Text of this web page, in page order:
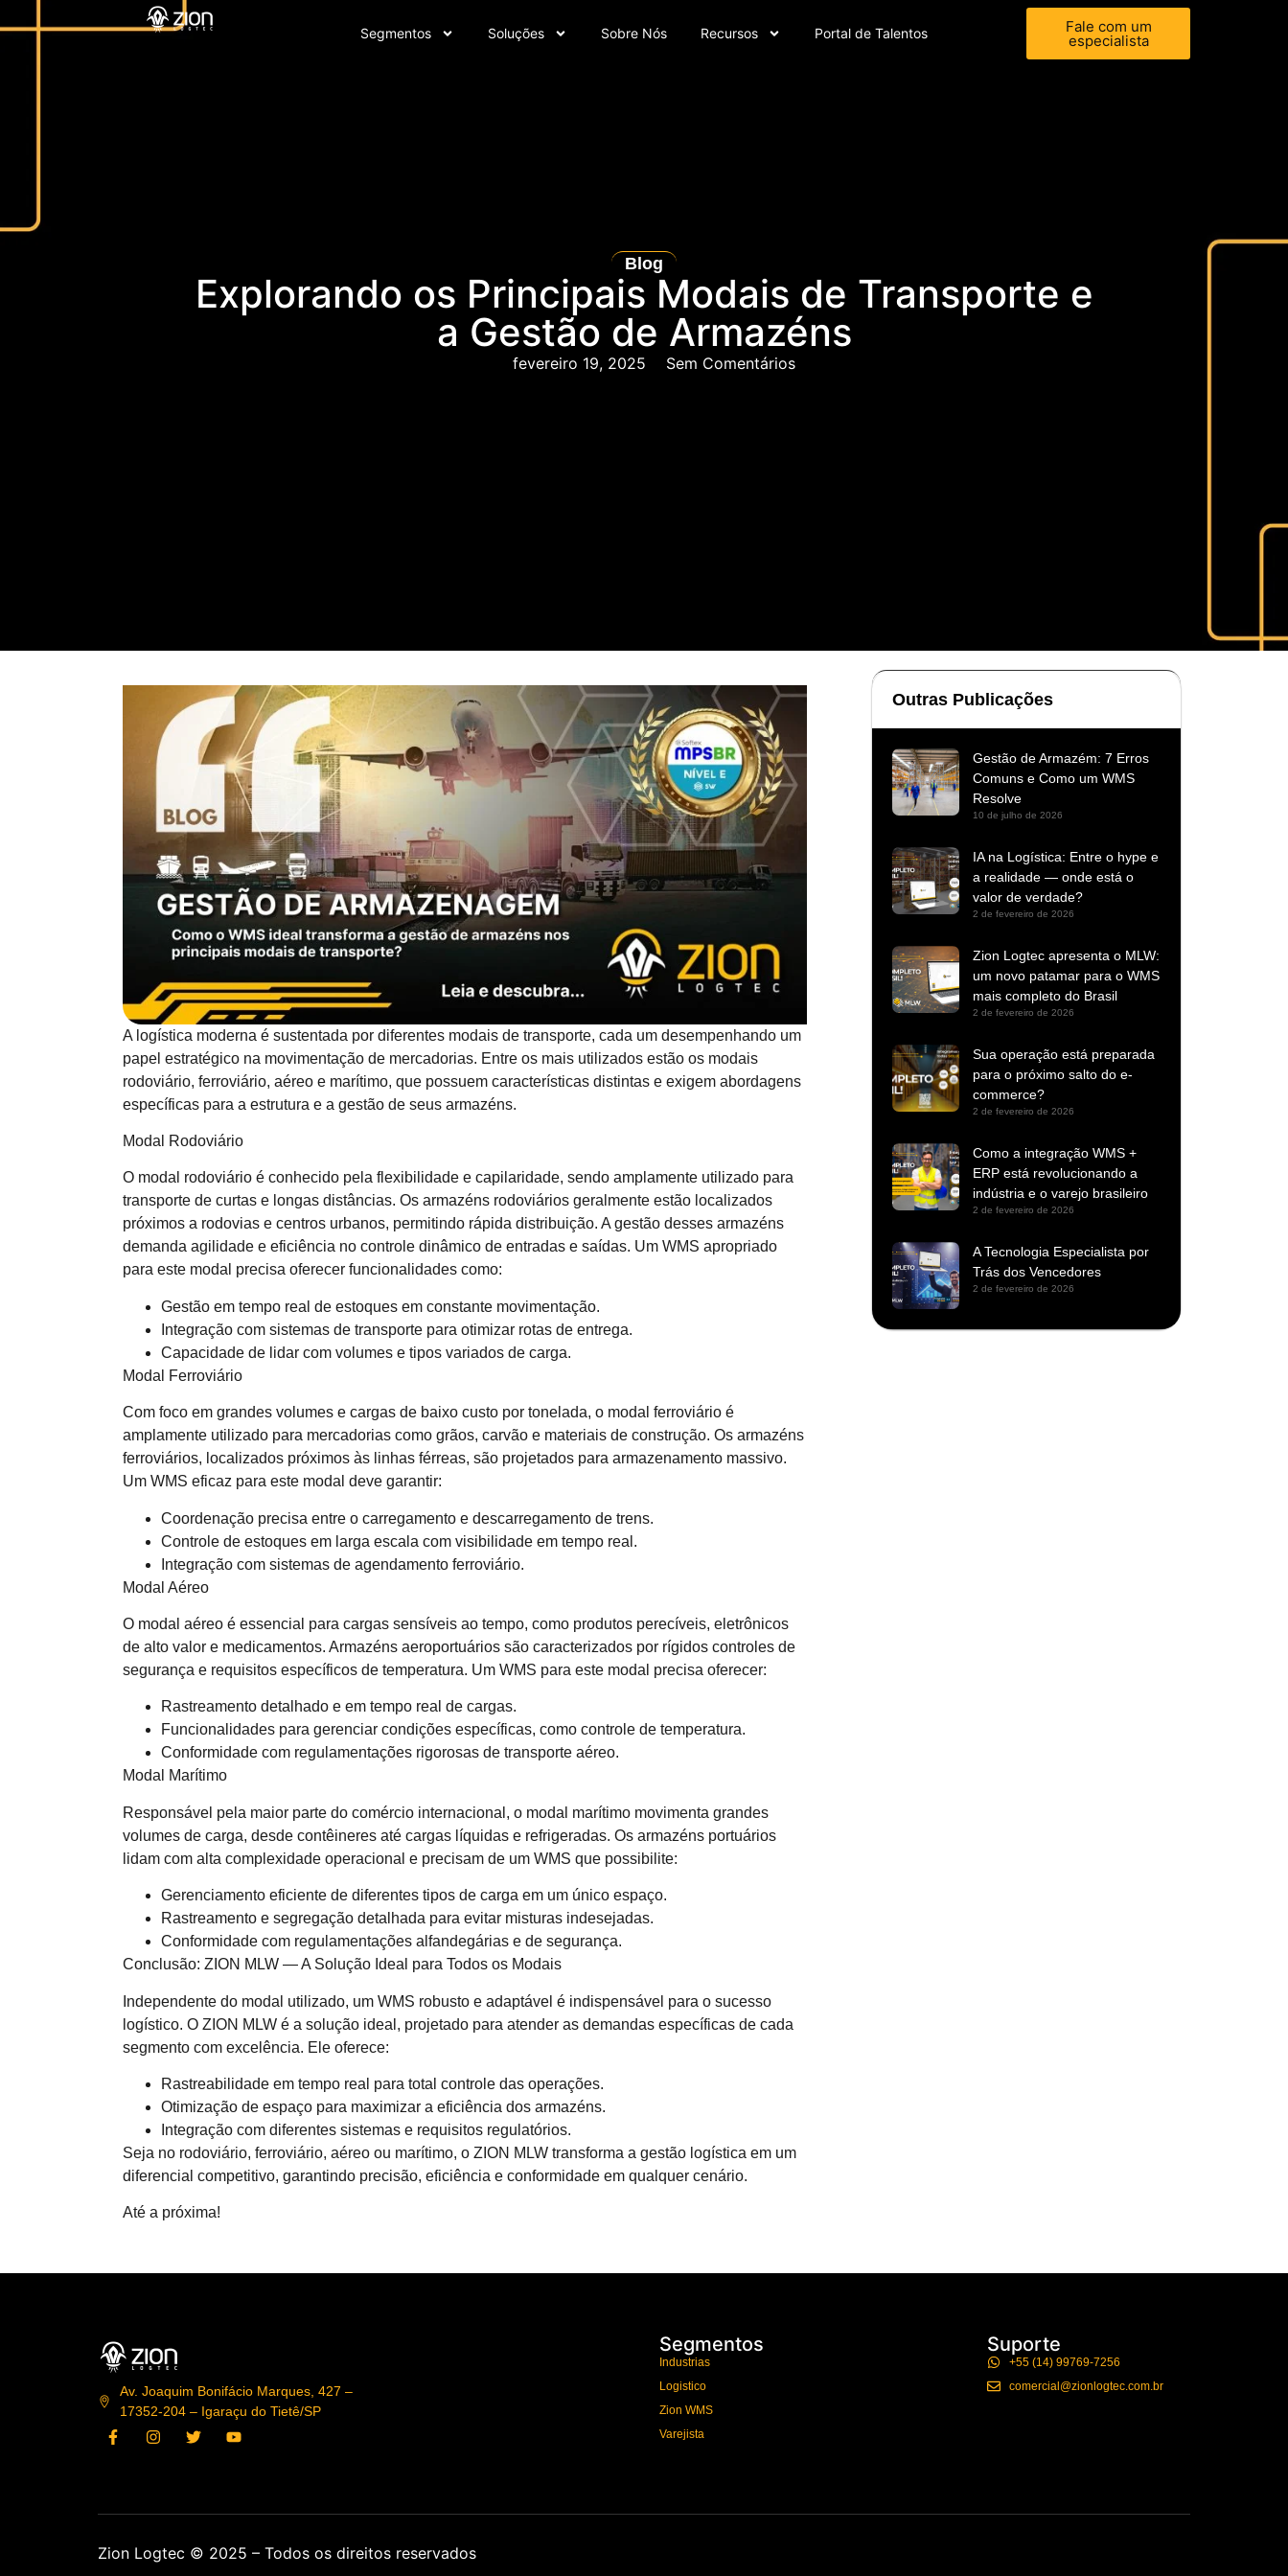
Segmentos Soluções Sobre Nós Recursos Portal de Talentos Fale com um
especialista
Blog
Explorando os Principais Modais de Transporte e
a Gestão de Armazéns
fevereiro 19, 2025 Sem Comentários
A logística moderna é sustentada por diferentes modais de transporte, cada um desempenhando um
papel estratégico na movimentação de mercadorias. Entre os mais utilizados estão os modais
rodoviário, ferroviário, aéreo e marítimo, que possuem características distintas e exigem abordagens
específicas para a estrutura e a gestão de seus armazéns.
Modal Rodoviário
O modal rodoviário é conhecido pela flexibilidade e capilaridade, sendo amplamente utilizado para
transporte de curtas e longas distâncias. Os armazéns rodoviários geralmente estão localizados
próximos a rodovias e centros urbanos, permitindo rápida distribuição. A gestão desses armazéns
demanda agilidade e eficiência no controle dinâmico de entradas e saídas. Um WMS apropriado
para este modal precisa oferecer funcionalidades como:
Gestão em tempo real de estoques em constante movimentação.
Integração com sistemas de transporte para otimizar rotas de entrega.
Capacidade de lidar com volumes e tipos variados de carga.
Modal Ferroviário
Com foco em grandes volumes e cargas de baixo custo por tonelada, o modal ferroviário é
amplamente utilizado para mercadorias como grãos, carvão e materiais de construção. Os armazéns
ferroviários, localizados próximos às linhas férreas, são projetados para armazenamento massivo.
Um WMS eficaz para este modal deve garantir:
Coordenação precisa entre o carregamento e descarregamento de trens.
Controle de estoques em larga escala com visibilidade em tempo real.
Integração com sistemas de agendamento ferroviário.
Modal Aéreo
O modal aéreo é essencial para cargas sensíveis ao tempo, como produtos perecíveis, eletrônicos
de alto valor e medicamentos. Armazéns aeroportuários são caracterizados por rígidos controles de
segurança e requisitos específicos de temperatura. Um WMS para este modal precisa oferecer:
Rastreamento detalhado e em tempo real de cargas.
Funcionalidades para gerenciar condições específicas, como controle de temperatura.
Conformidade com regulamentações rigorosas de transporte aéreo.
Modal Marítimo
Responsável pela maior parte do comércio internacional, o modal marítimo movimenta grandes
volumes de carga, desde contêineres até cargas líquidas e refrigeradas. Os armazéns portuários
lidam com alta complexidade operacional e precisam de um WMS que possibilite:
Gerenciamento eficiente de diferentes tipos de carga em um único espaço.
Rastreamento e segregação detalhada para evitar misturas indesejadas.
Conformidade com regulamentações alfandegárias e de segurança.
Conclusão: ZION MLW — A Solução Ideal para Todos os Modais
Independente do modal utilizado, um WMS robusto e adaptável é indispensável para o sucesso
logístico. O ZION MLW é a solução ideal, projetado para atender as demandas específicas de cada
segmento com excelência. Ele oferece:
Rastreabilidade em tempo real para total controle das operações.
Otimização de espaço para maximizar a eficiência dos armazéns.
Integração com diferentes sistemas e requisitos regulatórios.
Seja no rodoviário, ferroviário, aéreo ou marítimo, o ZION MLW transforma a gestão logística em um
diferencial competitivo, garantindo precisão, eficiência e conformidade em qualquer cenário.
Até a próxima!
Outras Publicações
Gestão de Armazém: 7 Erros
Comuns e Como um WMS
Resolve
10 de julho de 2026
IA na Logística: Entre o hype e
a realidade — onde está o
valor de verdade?
2 de fevereiro de 2026
Zion Logtec apresenta o MLW:
um novo patamar para o WMS
mais completo do Brasil
2 de fevereiro de 2026
Sua operação está preparada
para o próximo salto do e-
commerce?
2 de fevereiro de 2026
Como a integração WMS +
ERP está revolucionando a
indústria e o varejo brasileiro
2 de fevereiro de 2026
A Tecnologia Especialista por
Trás dos Vencedores
2 de fevereiro de 2026
Av. Joaquim Bonifácio Marques, 427 –
17352-204 – Igaraçu do Tietê/SP
Segmentos
Industrias
Logistico
Zion WMS
Varejista
Suporte
+55 (14) 99769-7256
comercial@zionlogtec.com.br
Zion Logtec © 2025 – Todos os direitos reservados